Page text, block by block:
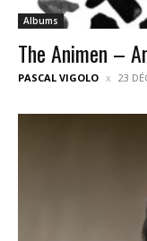
Albums
The Animen –
PASCAL VIGOLO 23